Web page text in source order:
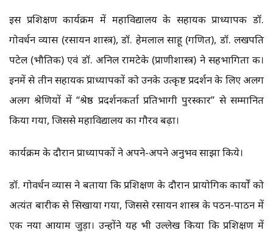
इस प्रशिक्षण कार्यक्रम में महाविद्यालय के सहायक प्राध्यापक डॉ.
गोवर्धन व्यास (रसायन शास्त्र), डॉ. हेमलाल साहू (गणित), डॉ. लखपति
पटेल (भौतिकी) एवं डॉ. अनिल रामटेके (प्राणीशास्त्र) ने सहभागिता की।
इनमें से तीन सहायक प्राध्यापकों को उनके उत्कृष्ट प्रदर्शन के लिए अलग
अलग श्रेणियों में “श्रेष्ठ प्रदर्शनकर्ता प्रतिभागी पुरस्कार” से सम्मानित
किया गया, जिससे महाविद्यालय का गौरव बढ़ा।
कार्यक्रम के दौरान प्राध्यापकों ने अपने-अपने अनुभव साझा किये।
डॉ. गोवर्धन व्यास ने बताया कि प्रशिक्षण के दौरान प्रायोगिक कार्यों को
अत्यंत बारीकी से सिखाया गया, जिससे रसायन शास्त्र के पठन-पाठन में
एक नया आयाम जुड़ा। उन्होंने यह भी उल्लेख किया कि प्रशिक्षण में